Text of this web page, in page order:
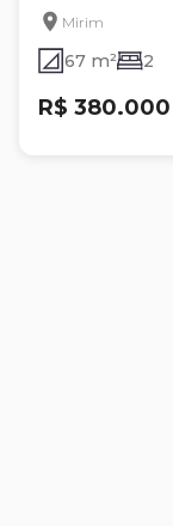
Mirim
67 m² 2
R$ 380.000